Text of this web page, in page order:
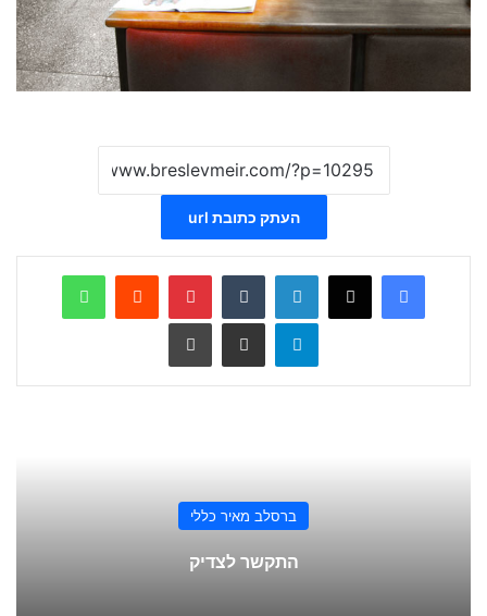
העתק כתובת url
X
Telegram הדפס
ברסלב מאיר כללי
התקשר לצדיק